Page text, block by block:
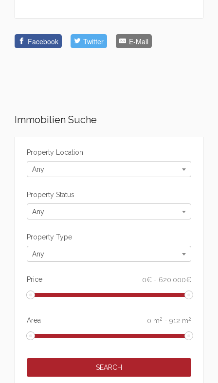
Facebook Twitter E-Mail
Immobilien Suche
Property Location
Any
Property Status
Any
Property Type
Any
Price 0€ - 620.000€
Area 0 m2 - 912 m2